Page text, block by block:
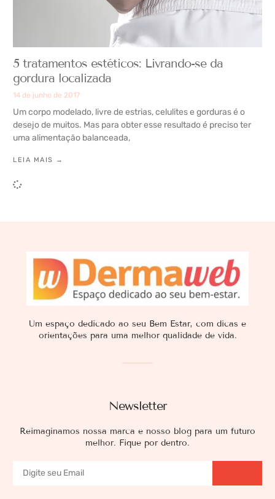
5 tratamentos estéticos: Livrando-se da
gordura localizada
14 de junho de 2017
Um corpo modelado, livre de estrias, celulites e gorduras é o
desejo de muitos. Mas para obter esse resultado é preciso ter
uma alimentação balanceada,
LEIA MAIS →
Newsletter
Reimaginamos nossa marca e nosso blog para um futuro
melhor. Fique por dentro.
Um espaço dedicado ao seu Bem Estar, com dicas e
orientações para uma melhor qualidade de vida.